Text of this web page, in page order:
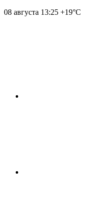
08 августа 13:25 +19°С